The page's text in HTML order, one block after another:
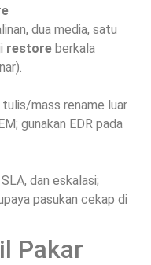
dua media, satu
restore berkala
mass rename luar
gunakan EDR pada
dan eskalasi;
pasukan cekap di
Pakar